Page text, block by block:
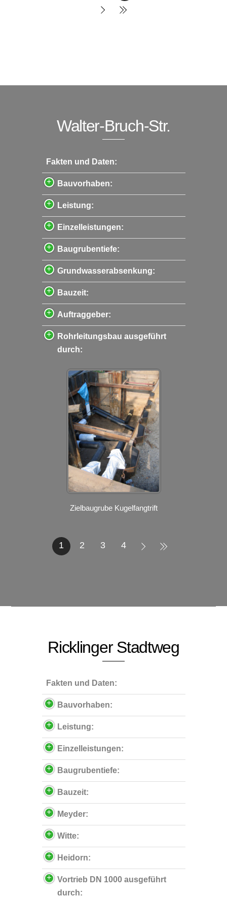
Walter-Bruch-Str.
Fakten und Daten:
Bauvorhaben:
Leistung:
Einzelleistungen:
Baugrubentiefe:
Grundwasserabsenkung:
Bauzeit:
Auftraggeber:
Rohrleitungsbau ausgeführt
durch:
Zielbaugrube Kugelfangtrift
1 2 3 4
Ricklinger Stadtweg
Fakten und Daten:
Bauvorhaben:
Leistung:
Einzelleistungen:
Baugrubentiefe:
Bauzeit:
Meyder:
Witte:
Heidorn:
Vortrieb DN 1000 ausgeführt
durch: